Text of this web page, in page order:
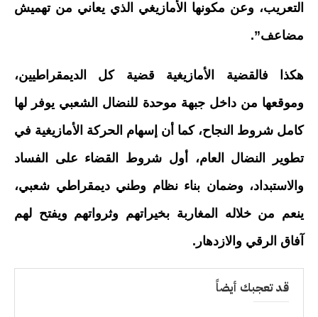
التعريب، وعن مكونها الأمازيغي الذي يعاني من تهميش
مضاعف”.
هكذا فالقضية الأمازيغية قضية كل الديمقراطيين،
وموقعها من داخل جبهة موحدة للنضال الشعبي يوفر لها
كامل شروط النجاح، كما أن إسهام الحركة الأمازيغية في
تطوير النضال العام، أول شروط القضاء على الفساد
والاستبداد، وضمان بناء نظام وطني ديمقراطي شعبي،
ينعم من خلاله المغاربة بخيراتهم وثرواتهم ويفتح لهم
آفاق الرقي والازدهار.
قد تعجبك أيضاً